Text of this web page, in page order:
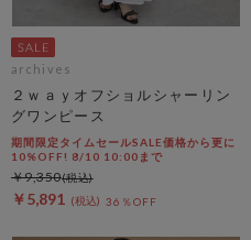
archives
２ｗａｙオフショルシャーリン
グワンピース
期間限定タイムセールSALE価格から更に
10%OFF! 8/10 10:00まで
￥5,891 36％OFF
￥9,350